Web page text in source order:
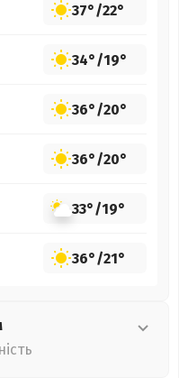
37°/22°
34°/19°
36°/20°
36°/20°
33°/19°
36°/21°